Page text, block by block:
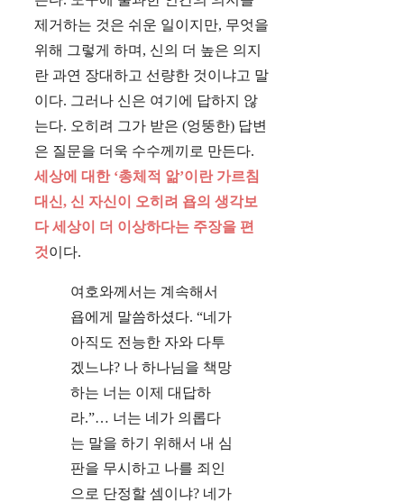
제거하는 것은 쉬운 일이지만, 무엇을
위해 그렇게 하며, 신의 더 높은 의지
란 과연 장대하고 선량한 것이냐고 말
이다. 그러나 신은 여기에 답하지 않
는다. 오히려 그가 받은 (엉뚱한) 답변
은 질문을 더욱 수수께끼로 만든다.
세상에 대한 ‘총체적 앎’이란 가르침
대신, 신 자신이 오히려 욥의 생각보
다 세상이 더 이상하다는 주장을 편
것이다.
여호와께서는 계속해서
욥에게 말씀하셨다. “네가
아직도 전능한 자와 다투
겠느냐? 나 하나님을 책망
하는 너는 이제 대답하
라.”… 너는 네가 의롭다
는 말을 하기 위해서 내 심
판을 무시하고 나를 죄인
으로 단정할 셈이냐? 네가